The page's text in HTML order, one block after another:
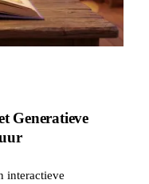
Generatieve
interactieve